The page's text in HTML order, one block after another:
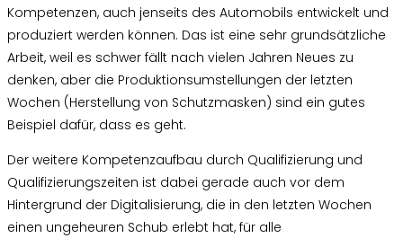
Kompetenzen, auch jenseits des Automobils entwickelt und
produziert werden können. Das ist eine sehr grundsätzliche
Arbeit, weil es schwer fällt nach vielen Jahren Neues zu
denken, aber die Produktionsumstellungen der letzten
Wochen (Herstellung von Schutzmasken) sind ein gutes
Beispiel dafür, dass es geht.
Der weitere Kompetenzaufbau durch Qualifizierung und
Qualifizierungszeiten ist dabei gerade auch vor dem
Hintergrund der Digitalisierung, die in den letzten Wochen
einen ungeheuren Schub erlebt hat, für alle